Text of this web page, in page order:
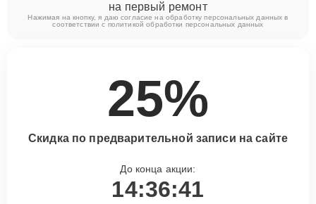
на первый ремонт
Нажимая на кнопку, я даю согласие на обработку персональных данных в
соответствии с политикой обработки персональных данных
25%
Скидка по предварительной записи на сайте
До конца акции:
14:36:40